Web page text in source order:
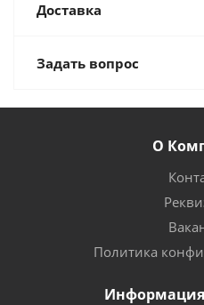
Доставка
Задать вопрос
О
Политика
Информация